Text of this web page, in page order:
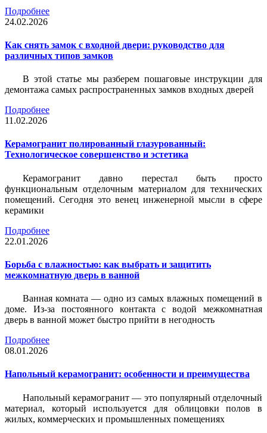
Подробнее
24.02.2026
Как снять замок с входной двери: руководство для
различных типов замков
В этой статье мы разберем пошаговые инструкции для
демонтажа самых распространенных замков входных дверей
Подробнее
11.02.2026
Керамогранит полированный глазурованный:
Технологическое совершенство и эстетика
Керамогранит давно перестал быть просто
функциональным отделочным материалом для технических
помещений. Сегодня это венец инженерной мысли в сфере
керамики
Подробнее
22.01.2026
Борьба с влажностью: как выбрать и защитить
межкомнатную дверь в ванной
Ванная комната — одно из самых влажных помещений в
доме. Из-за постоянного контакта с водой межкомнатная
дверь в ванной может быстро прийти в негодность
Подробнее
08.01.2026
Напольный керамогранит: особенности и преимущества
Напольный керамогранит — это популярный отделочный
материал, который используется для облицовки полов в
жилых, коммерческих и промышленных помещениях